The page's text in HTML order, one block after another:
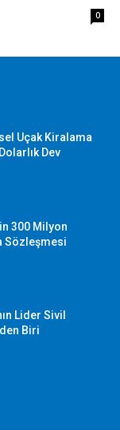
0
Uçak Kiralama
Dev
300 Milyon
Sözleşmesi
Lider Sivil
Biri